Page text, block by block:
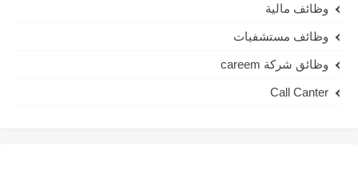
وظائف مالية
وظائف مستشفيات
وظائق شركة careem
Call Canter